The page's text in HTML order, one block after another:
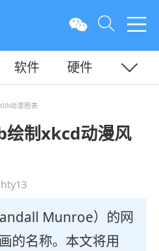
软件
硬件
动漫图表
制xkcd动漫风
Munroe）的网
的名称。本文将用